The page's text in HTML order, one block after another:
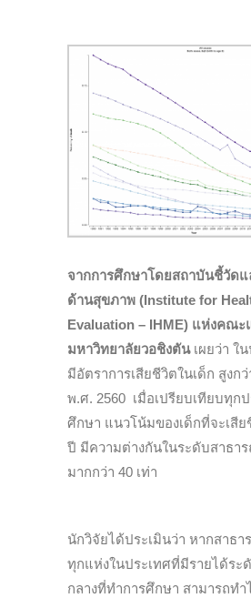
จากการศึกษาโดยสถาบันชี้วัดแ
ด้านสุขภาพ (Institute for
Evaluation – IHME) แห่งคณะ
มหาวิทยาลัยวอชิงตัน เผยว่า ใ
มีอัตราการเสียชีวิตในเด็ก สูงกว่
พ.ศ. 2560 เมื่อเปรียบเทียบทุก
ศึกษา แนวโน้มของเด็กที่จะเสี
ปี มีความต่างกันในระดับสาธา
มากกว่า 40 เท่า
นักวิจัยได้ประเมินว่า หากสาธ
ทุกแห่งในประเทศที่มีรายได้ระ
กลางที่ทำการศึกษา สามารถทำ